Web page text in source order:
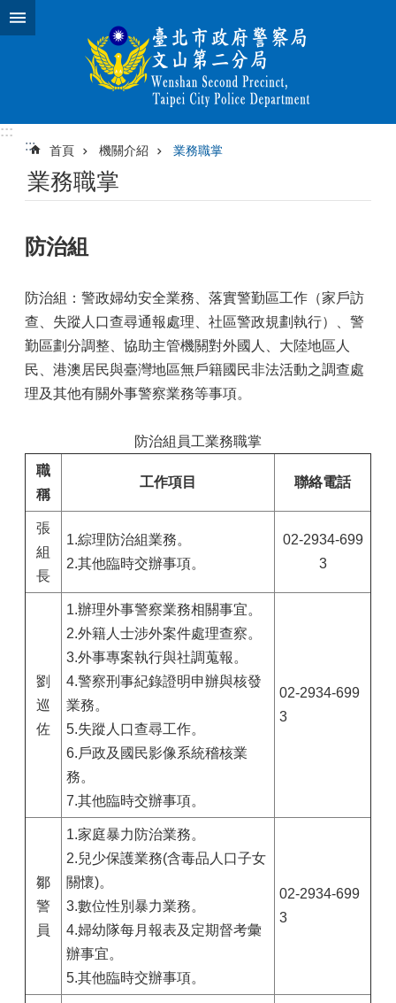
跳到主要內容區塊
:::
:::
首頁 機關介紹 業務職掌
業務職掌
防治組
防治組：警政婦幼安全業務、落實警勤區工作（家戶訪
查、失蹤人口查尋通報處理、社區警政規劃執行）、警
勤區劃分調整、協助主管機關對外國人、大陸地區人
民、港澳居民與臺灣地區無戶籍國民非法活動之調查處
理及其他有關外事警察業務等事項。
防治組員工業務職掌
職
稱
工作項目 聯絡電話
張
組
長
1.綜理防治組業務。
2.其他臨時交辦事項。
02-2934-699
3
劉
巡
佐
1.辦理外事警察業務相關事宜。
2.外籍人士涉外案件處理查察。
3.外事專案執行與社調蒐報。
4.警察刑事紀錄證明申辦與核發
業務。
5.失蹤人口查尋工作。
6.戶政及國民影像系統稽核業
務。
7.其他臨時交辦事項。
02-2934-699
3
鄒
警
員
1.家庭暴力防治業務。
2.兒少保護業務(含毒品人口子女
關懷)。
3.數位性別暴力業務。
4.婦幼隊每月報表及定期督考彙
辦事宜。
5.其他臨時交辦事項。
02-2934-699
3